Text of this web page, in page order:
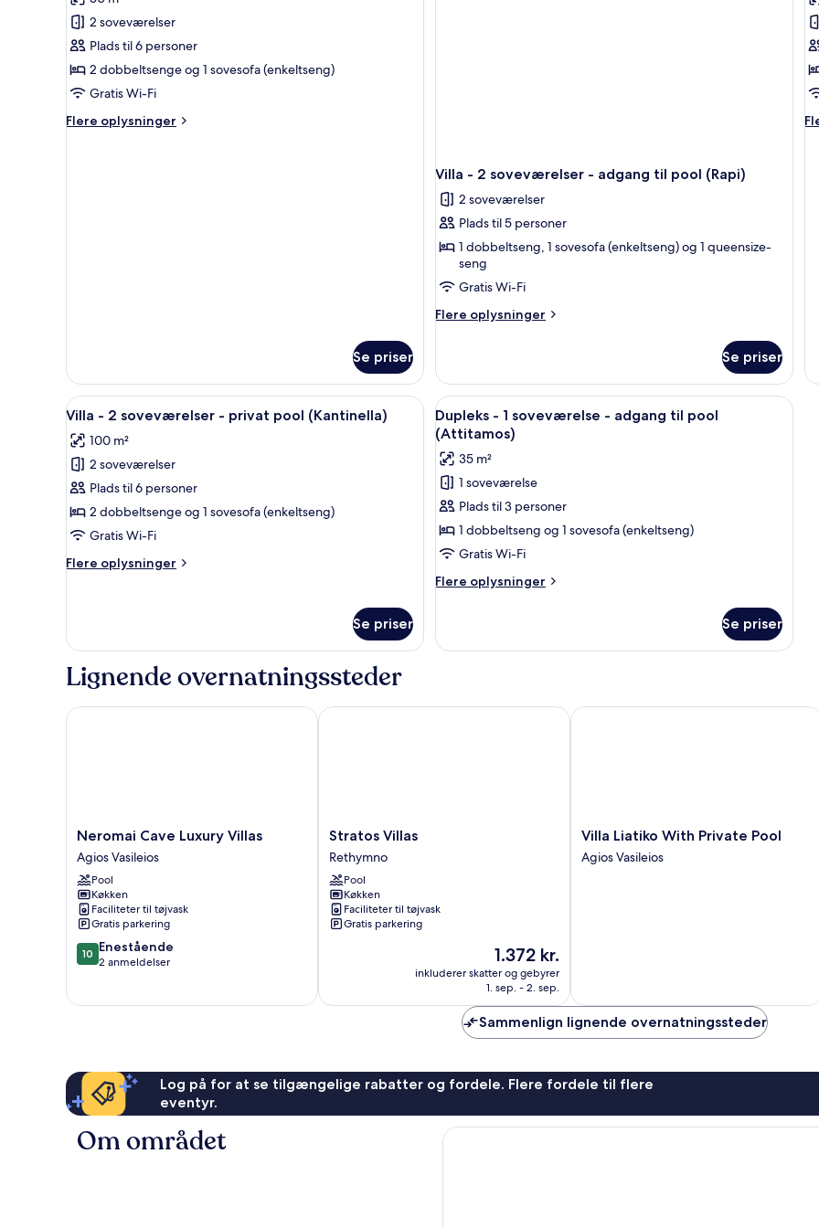
(Petritis)
til
billeder
af
Villa
-
2
-
2 soveværelser
Plads til 6 personer
2 dobbeltsenge og 1 sovesofa (enkeltseng)
Gratis Wi-Fi
Flere oplysninger
Flere
Se priser
Villa - 2 soveværelser - adgang til pool (Rapi)
2 soveværelser
Plads til 5 personer
1 dobbeltseng, 1 sovesofa (enkeltseng) og 1 queensize-
seng
Gratis Wi-Fi
Flere oplysninger
Flere
-
soveværelser
-
adgang
til
pool
(Rapi)
Se priser
af
-
2
-
Indlæs
alle
billeder
af
Villa
-
2
-
(Kantinella)
Villa - 2 soveværelser - privat pool (Kantinella) | Opholdsområde | 42-tommers fladskærms-tv med
5
Villa - 2 soveværelser - privat pool (Kantinella)
100 m²
2 soveværelser
Plads til 6 personer
2 dobbeltsenge og 1 sovesofa (enkeltseng)
Gratis Wi-Fi
Flere oplysninger
Flere
2
privat
pool
Se priser
Indlæs
alle
billeder
af
Dupleks
-
1
soveværelse
-
adgang
pool
(Attitamos)
Dupleks - 1 soveværelse - adgang
5
Dupleks - 1 soveværelse - adgang til pool
(Attitamos)
35 m²
1 soveværelse
Plads til 3 personer
1 dobbeltseng og 1 sovesofa (enkeltseng)
Gratis Wi-Fi
Flere oplysninger
Flere
-
adgang
Se priser
Lignende overnatningssteder
Neromai
Cave
Luxury
Villas
Agios
Vasileios
Neromai Cave Luxury Villas
Agios Vasileios
Pool
Køkken
Faciliteter til tøjvask
Gratis parkering
10.0
ud
Enestående,
10 Enestående
2 anmeldelser
Neromai Cave Luxury Villas
Stratos
Villas
Rethymno
Stratos Villas
Rethymno
Pool
Køkken
Faciliteter til tøjvask
Gratis parkering
Prisen
1.372 kr.
1.372 kr.
inkluderer skatter og gebyrer
1. sep. - 2. sep.
Stratos Villas
Villa
Liatiko
With
Villa Liatiko With Private Pool
Agios Vasileios
Villa Liatiko With Private Pool
Sammenlign lignende overnatningssteder
Log på for at se tilgængelige rabatter og fordele. Flere fordele til flere
eventyr.
Om området